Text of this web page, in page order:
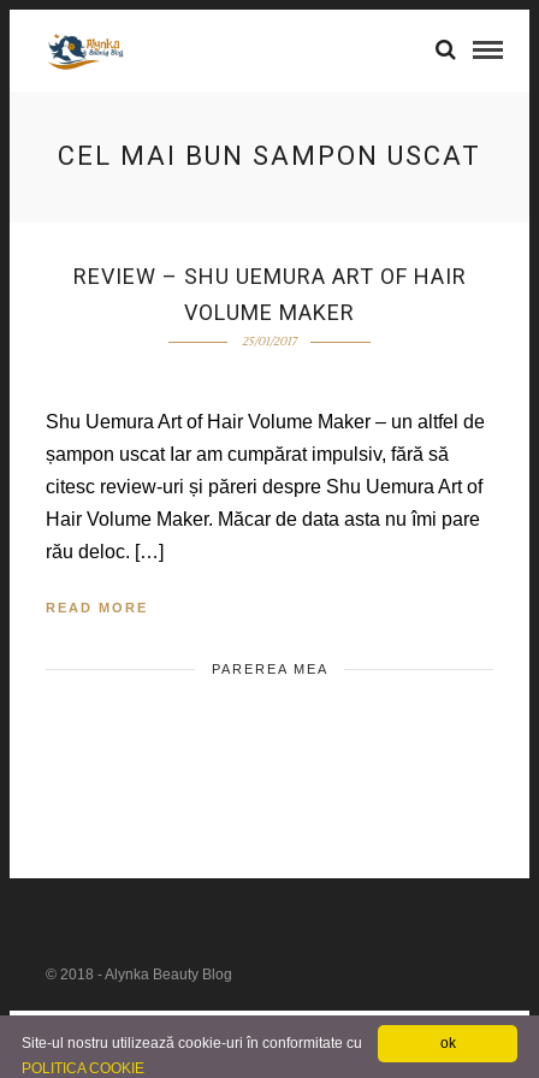
CEL MAI BUN SAMPON USCAT
REVIEW – SHU UEMURA ART OF HAIR
VOLUME MAKER
25/01/2017
Shu Uemura Art of Hair Volume Maker – un altfel de
șampon uscat Iar am cumpărat impulsiv, fără să
citesc review-uri și păreri despre Shu Uemura Art of
Hair Volume Maker. Măcar de data asta nu îmi pare
rău deloc. […]
READ MORE
PAREREA MEA
© 2018 - Alynka Beauty Blog
ok
Site-ul nostru utilizează cookie-uri în conformitate cu
POLITICA COOKIE